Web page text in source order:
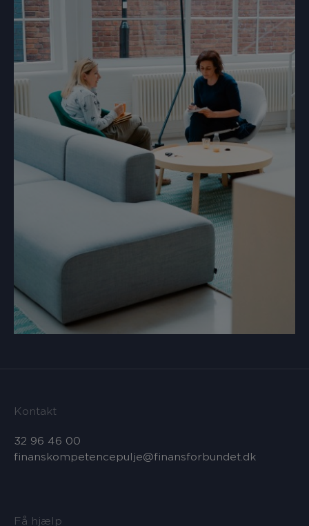
Kontakt
32 96 46 00
finanskompetencepulje@finansforbundet.dk
Få hjælp